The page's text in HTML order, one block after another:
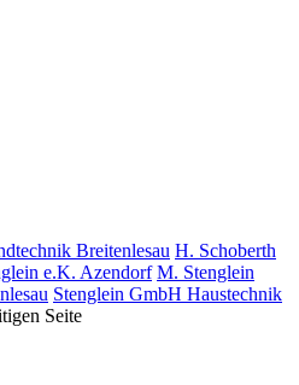
Breitenlesau H. Schoberth
e.K. Azendorf M. Stenglein
Stenglein GmbH Haustechnik
Seite